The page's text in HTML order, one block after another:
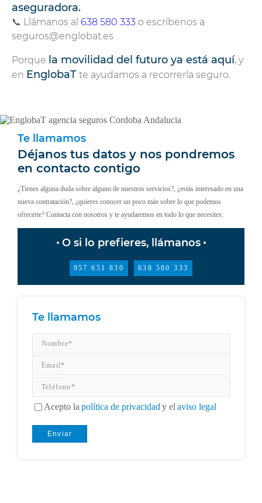
aseguradora.
📞 Llámanos al 638 580 333 o escríbenos a
seguros@englobat.es
Porque la movilidad del futuro ya está aquí, y
en EnglobaT te ayudamos a recorrerla seguro.
Te llamamos
Déjanos tus datos y nos pondremos
en contacto contigo
¿Tienes alguna duda sobre alguno de nuestros servicios?, ¿estás interesado en una
nueva contratación?, ¿quieres conocer un poco más sobre lo que podemos
ofrecerte? Contacta con nosotros y te ayudaremos en todo lo que necesites.
O si lo prefieres, llámanos
957 651 830 638 580 333
Te llamamos
Acepto la política de privacidad y el aviso legal